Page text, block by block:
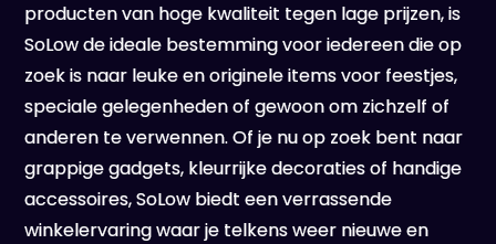
producten van hoge kwaliteit tegen lage prijzen, is
SoLow de ideale bestemming voor iedereen die op
zoek is naar leuke en originele items voor feestjes,
speciale gelegenheden of gewoon om zichzelf of
anderen te verwennen. Of je nu op zoek bent naar
grappige gadgets, kleurrijke decoraties of handige
accessoires, SoLow biedt een verrassende
winkelervaring waar je telkens weer nieuwe en